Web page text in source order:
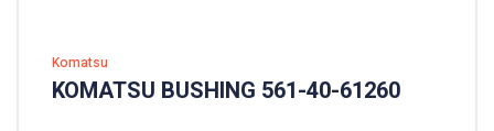
Komatsu
KOMATSU BUSHING 561-40-61260